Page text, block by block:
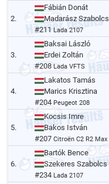
2.
Fábián Donát
Madarász Szabolcs
#211 Lada 2107
3.
Baksai László
Erdei Zoltán
#208Lada VFTS
4.
Lakatos Tamás
Marics Krisztina
#204 Peugeot 208
5.
Kocsis Imre
Bakos István
#207Citroën C2 R2 Max
6.
Bartók Bence
Szekeres Szabolcs
#234 Lada 2107